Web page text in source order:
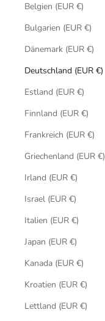
Belgien (EUR €)
Bulgarien (EUR €)
Dänemark (EUR €)
Deutschland (EUR €)
Estland (EUR €)
Finnland (EUR €)
Frankreich (EUR €)
Griechenland (EUR €)
Irland (EUR €)
Israel (EUR €)
Italien (EUR €)
Japan (EUR €)
Kanada (EUR €)
Kroatien (EUR €)
Lettland (EUR €)